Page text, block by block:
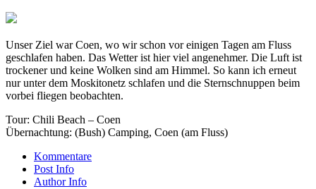
Unser Ziel war Coen, wo wir schon vor einigen Tagen am Fluss
geschlafen haben. Das Wetter ist hier viel angenehmer. Die Luft ist
trockener und keine Wolken sind am Himmel. So kann ich erneut
nur unter dem Moskitonetz schlafen und die Sternschnuppen beim
vorbei fliegen beobachten.
Tour: Chili Beach – Coen
Übernachtung: (Bush) Camping, Coen (am Fluss)
Kommentare
Post Info
Author Info